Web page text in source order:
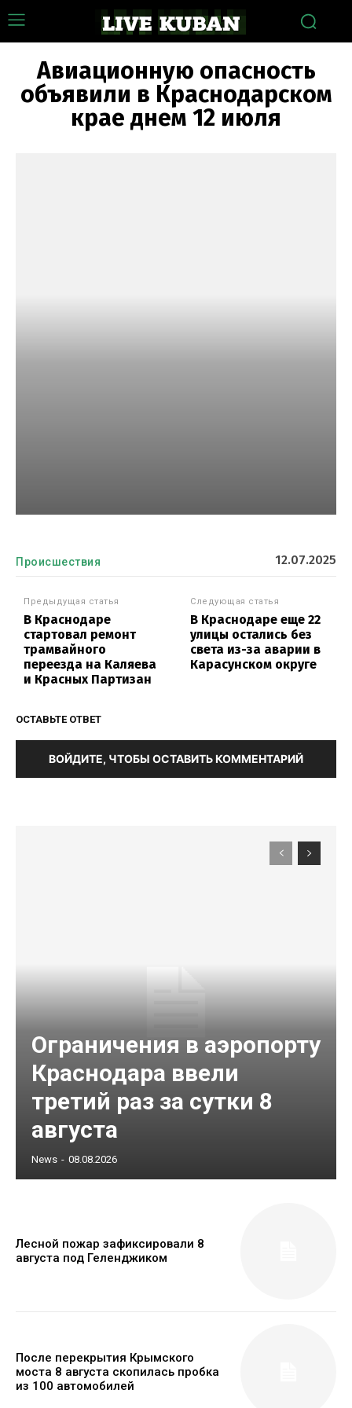
Авиационную опасность
объявили в Краснодарском
крае днем 12 июля
Происшествия 12.07.2025
Предыдущая статья
В Краснодаре
стартовал ремонт
трамвайного
переезда на Каляева
и Красных Партизан
Следующая статья
В Краснодаре еще 22
улицы остались без
света из-за аварии в
Карасунском округе
ОСТАВЬТЕ ОТВЕТ
ВОЙДИТЕ, ЧТОБЫ ОСТАВИТЬ КОММЕНТАРИЙ
Ограничения в аэропорту
Краснодара ввели
третий раз за сутки 8
августа
News - 08.08.2026
Лесной пожар зафиксировали 8
августа под Геленджиком
После перекрытия Крымского
моста 8 августа скопилась пробка
из 100 автомобилей